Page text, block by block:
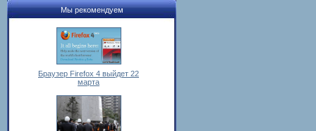
Мы рекомендуем
Браузер Firefox 4 выйдет 22
марта